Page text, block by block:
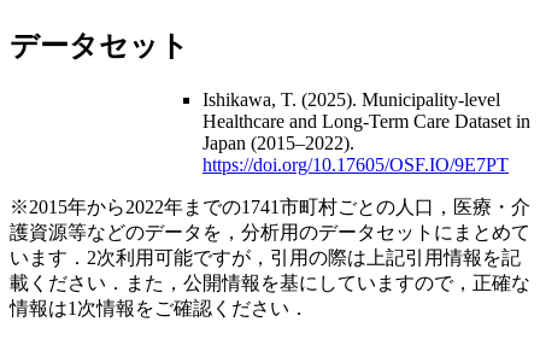
データセット
Ishikawa, T. (2025). Municipality-level
Healthcare and Long-Term Care Dataset in
Japan (2015–2022).
https://doi.org/10.17605/OSF.IO/9E7PT
※2015年から2022年までの1741市町村ごとの人口，医療・介
護資源等などのデータを，分析用のデータセットにまとめて
います．2次利用可能ですが，引用の際は上記引用情報を記
載ください．また，公開情報を基にしていますので，正確な
情報は1次情報をご確認ください．